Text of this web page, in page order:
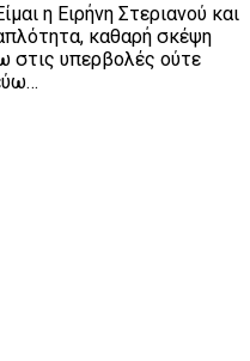
η Ειρήνη Στεριανού και
καθαρή σκέψη
στις υπερβολές ούτε